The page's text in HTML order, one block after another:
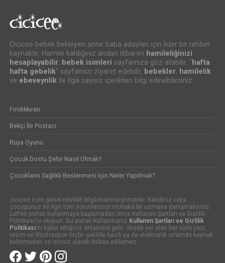
Cicicee bebek bekleyen anne baba adayları için lider bir rehber
kaynaktır. Hamile kaldığınız andan itibaren hamileliğinizi
hesaplayabilir, bebek isimleri sayfamıza göz atabilir, " hafta
hafta gebelik" sayfamızı ziyaret edebilir, bebekler, hamilelik
ve ebeveynlikile ilgili sayısız içerikten bilgi edinebilirsiniz.
Fındıkkıran
Bekçi İle Postacı
Rüya Oyunu
Çocuk Dostu Şehir Nasıl Olmalı?
Çocukların Sağlıklı Beslenmesi için Neler Yapılmalı?
cicicee.com genel nitelikli bilgilendirme portalıdır. Kendiniz veya
çocugunuz ile ilgili tüm sorunlarınızı mutlaka bir uzmana danışmalısınız.
Lütfen portalı kullanmaya başlamadan önce Kullanım Şartları ve Gizlilik
Politikası'nı okuyun. Bu portalı kullanmanız Kullanım Şartları ve Gizlilik
Politikası'nı kabul ettiğiniz anlamına gelir. Sitede yer alan her türlü yazı,
resim ve illüstrasyon hiçbir şekilde basılı ya da elektronik ortamda kaynak
belirtmeden ve izinsiz olarak iktibas edilemez.